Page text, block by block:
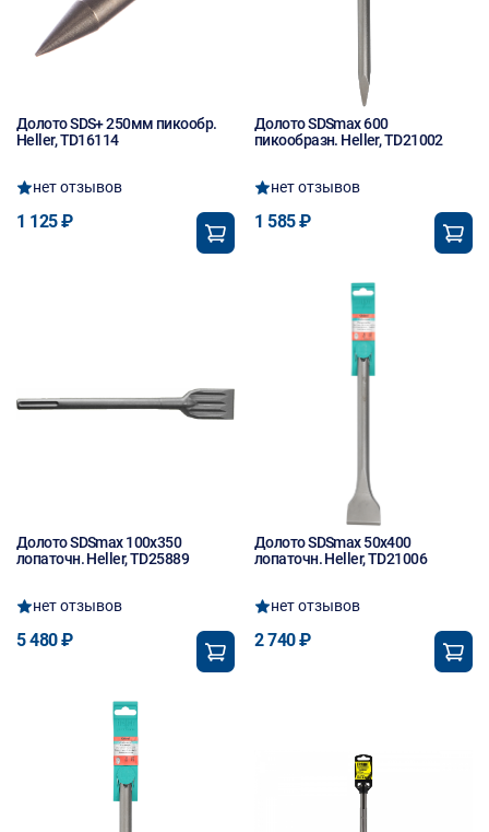
Долото SDS+ 250мм пикообр.
Heller, TD16114
нет отзывов
1 125 ₽
Долото SDSmах 600
пикообразн. Heller, TD21002
нет отзывов
1 585 ₽
Долото SDSmах 100х350
лопаточн. Heller, TD25889
нет отзывов
5 480 ₽
Долото SDSmах 50х400
лопаточн. Heller, TD21006
нет отзывов
2 740 ₽